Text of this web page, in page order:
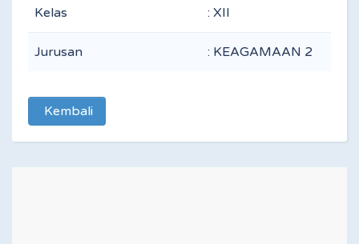
Kelas : XII
Jurusan : KEAGAMAAN 2
Kembali